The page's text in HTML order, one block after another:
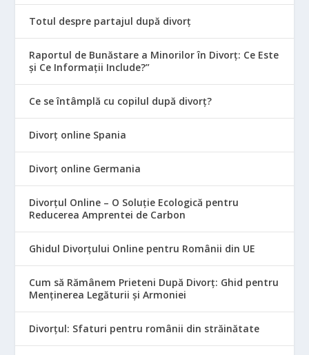
Totul despre partajul după divorț
Raportul de Bunăstare a Minorilor în Divorț: Ce Este
și Ce Informații Include?”
Ce se întâmplă cu copilul după divorț?
Divorț online Spania
Divorț online Germania
Divorțul Online – O Soluție Ecologică pentru
Reducerea Amprentei de Carbon
Ghidul Divorțului Online pentru Românii din UE
Cum să Rămânem Prieteni După Divorț: Ghid pentru
Menținerea Legăturii și Armoniei
Divorțul: Sfaturi pentru românii din străinătate